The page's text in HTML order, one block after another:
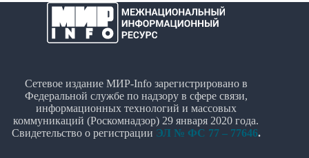
Сетевое издание МИР-Info зарегистрировано в
Федеральной службе по надзору в сфере связи,
информационных технологий и массовых
коммуникаций (Роскомнадзор) 29 января 2020 года.
Свидетельство о регистрации ЭЛ № ФС 77 – 77646.